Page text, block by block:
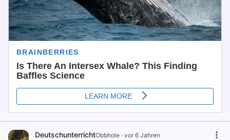
DeutschunterrichtObbhole · vor 6 Jahren